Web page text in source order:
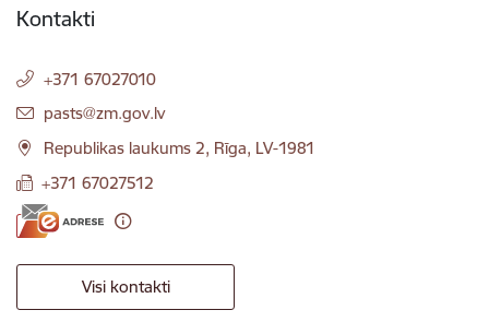
Kontakti
+371 67027010
E-pasts:
pasts@zm.gov.lv
Republikas laukums 2, Rīga, LV-1981
+371 67027512
Visi kontakti